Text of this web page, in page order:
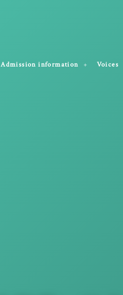
Admission information Voices